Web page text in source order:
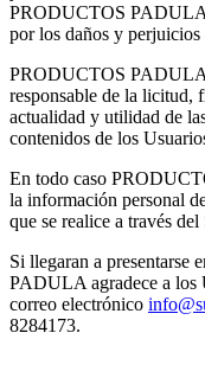
PRODUCTOS PADULA
por los daños y perjuicios
PRODUCTOS PADULA
responsable de la licitud,
actualidad y utilidad de
contenidos de los
En todo caso
la información personal
que se realice a través del
Si llegaran a presentarse
PADULA agradece a los
correo electrónico
8284173.